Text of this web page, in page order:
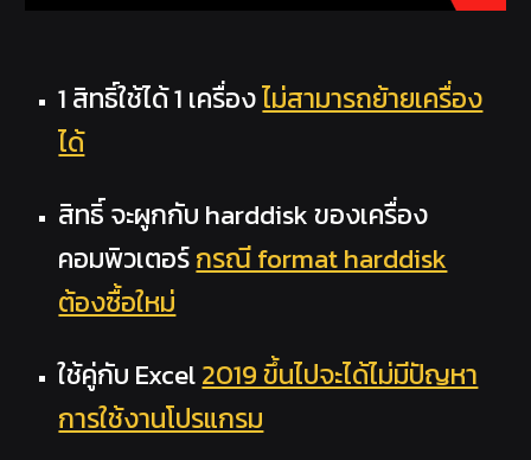
1 สิทธิ์ใช้ได้ 1 เครื่องไม่สามารถย้ายเครื่อง
ได้
สิทธิ์ จะผูกกับ harddisk ของเครื่อง
คอมพิวเตอร์กรณี format harddisk
ต้องซื้อใหม่
ใช้คู่กับ Excel2019 ขึ้นไปจะได้ไม่มีปัญหา
การใช้งานโปรแกรม